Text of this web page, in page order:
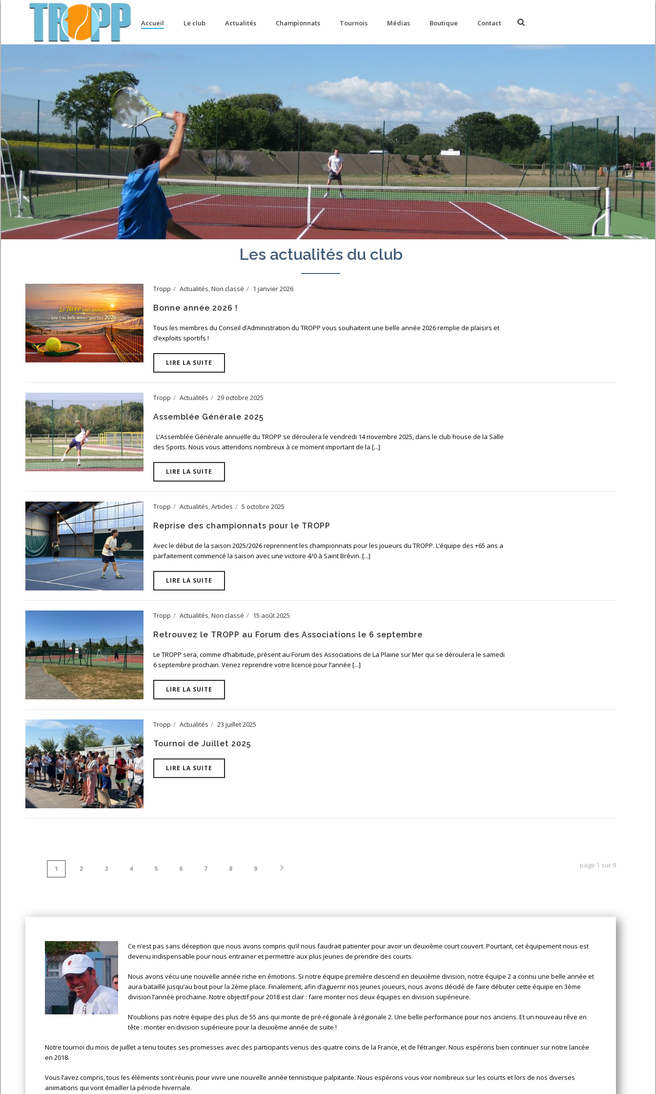
Accueil Le club Actualités Championnats Tournois Médias Boutique Contact
Les actualités du club
Tropp Actualités,Non classé 1 janvier 2026
Bonne année 2026 !
Tous les membres du Conseil d’Administration du TROPP vous souhaitent une belle année 2026 remplie de plaisirs et
d’exploits sportifs !
LIRE LA SUITE
Tropp Actualités 29 octobre 2025
Assemblée Générale 2025
L’Assemblée Générale annuelle du TROPP se déroulera le vendredi 14 novembre 2025, dans le club house de la Salle
des Sports. Nous vous attendons nombreux à ce moment important de la [...]
LIRE LA SUITE
Tropp Actualités,Articles 5 octobre 2025
Reprise des championnats pour le TROPP
Avec le début de la saison 2025/2026 reprennent les championnats pour les joueurs du TROPP. L’équipe des +65 ans a
parfaitement commencé la saison avec une victoire 4/0 à Saint Brévin. [...]
LIRE LA SUITE
Tropp Actualités,Non classé 15 août 2025
Retrouvez le TROPP au Forum des Associations le 6 septembre
Le TROPP sera, comme d’habitude, présent au Forum des Associations de La Plaine sur Mer qui se déroulera le samedi
6 septembre prochain. Venez reprendre votre licence pour l’année [...]
LIRE LA SUITE
Tropp Actualités 23 juillet 2025
Tournoi de Juillet 2025
LIRE LA SUITE
1 2 3 4 5 6 7 8 9 page 1 sur 9
Ce n’est pas sans déception que nous avons compris qu’il nous faudrait patienter pour avoir un deuxième court couvert. Pourtant, cet équipement nous est
devenu indispensable pour nous entrainer et permettre aux plus jeunes de prendre des courts.
Nous avons vécu une nouvelle année riche en émotions. Si notre équipe première descend en deuxième division, notre équipe 2 a connu une belle année et
aura bataillé jusqu’au bout pour la 2ème place. Finalement, afin d’aguerrir nos jeunes joueurs, nous avons décidé de faire débuter cette équipe en 3ème
division l’année prochaine. Notre objectif pour 2018 est clair : faire monter nos deux équipes en division supérieure.
N’oublions pas notre équipe des plus de 55 ans qui monte de pré-régionale à régionale 2. Une belle performance pour nos anciens. Et un nouveau rêve en
tête : monter en division supérieure pour la deuxième année de suite !
Notre tournoi du mois de juillet a tenu toutes ses promesses avec des participants venus des quatre coins de la France, et de l’étranger. Nous espérons bien continuer sur notre lancée
en 2018.
Vous l’avez compris, tous les éléments sont réunis pour vivre une nouvelle année tennistique palpitante. Nous espérons vous voir nombreux sur les courts et lors de nos diverses
animations qui vont émailler la période hivernale.